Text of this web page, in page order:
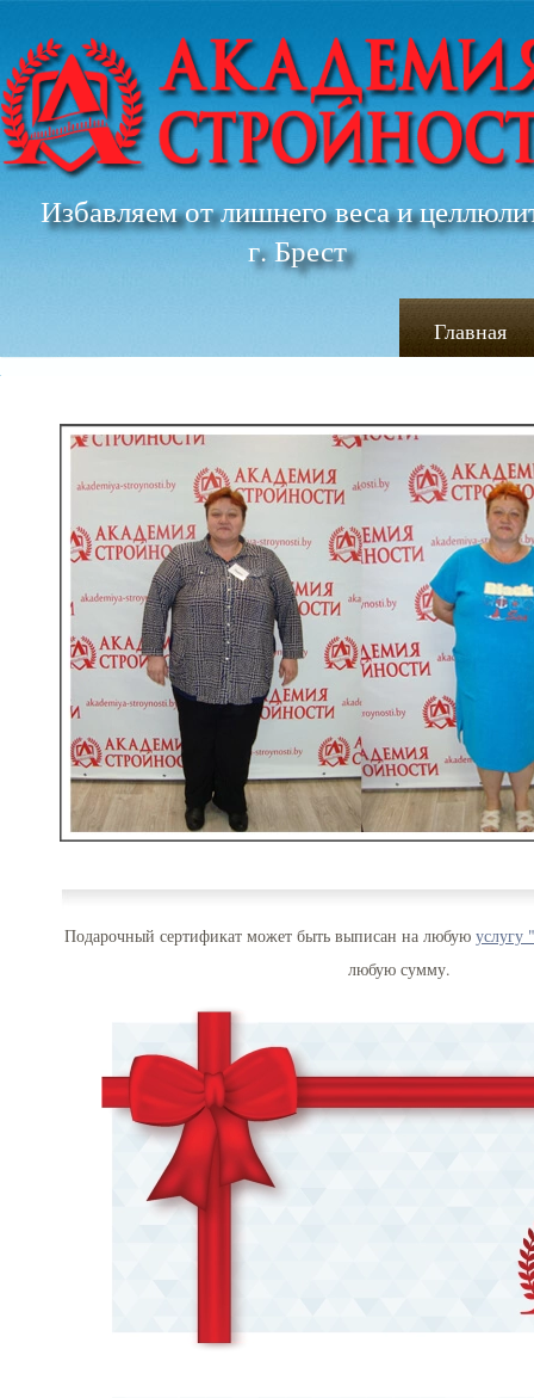
Избавляем от лишнего веса и
г. Брест
Главная
Подарочный сертификат может быть выписан на любую услугу
любую сумму.